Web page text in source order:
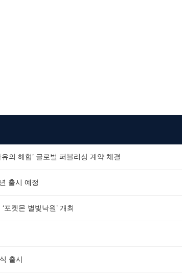
의 해협’ 글로벌 퍼블리싱 계약 체결
출시 예정
켓몬 별빛낙원’ 개최
출시